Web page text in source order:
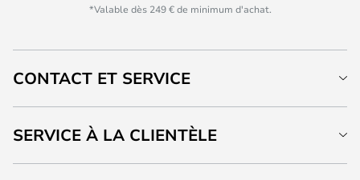
*Valable dès 249 € de minimum d'achat.
CONTACT ET SERVICE
SERVICE À LA CLIENTÈLE